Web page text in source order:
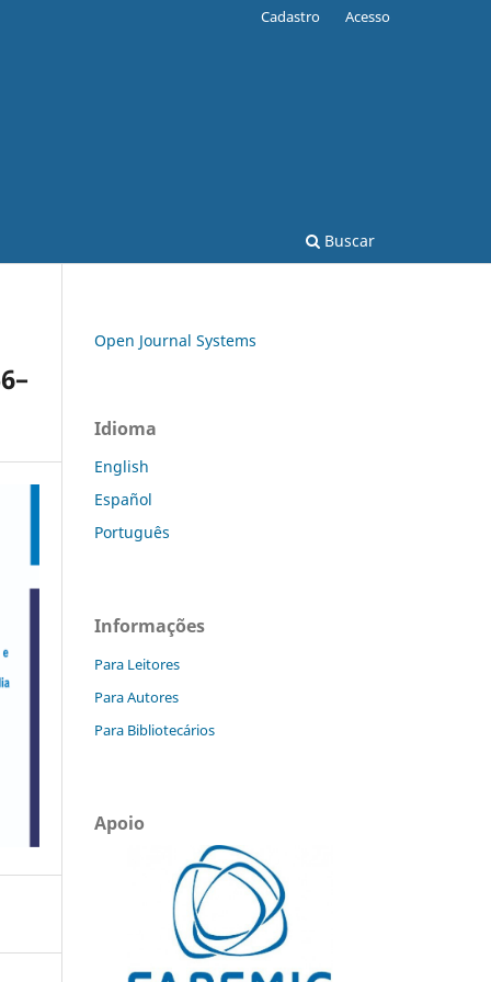
Buscar
Cadastro Acesso
Open Journal Systems
Idioma
English
Español
Português
Informações
Para Leitores
Para Autores
Para Bibliotecários
Apoio